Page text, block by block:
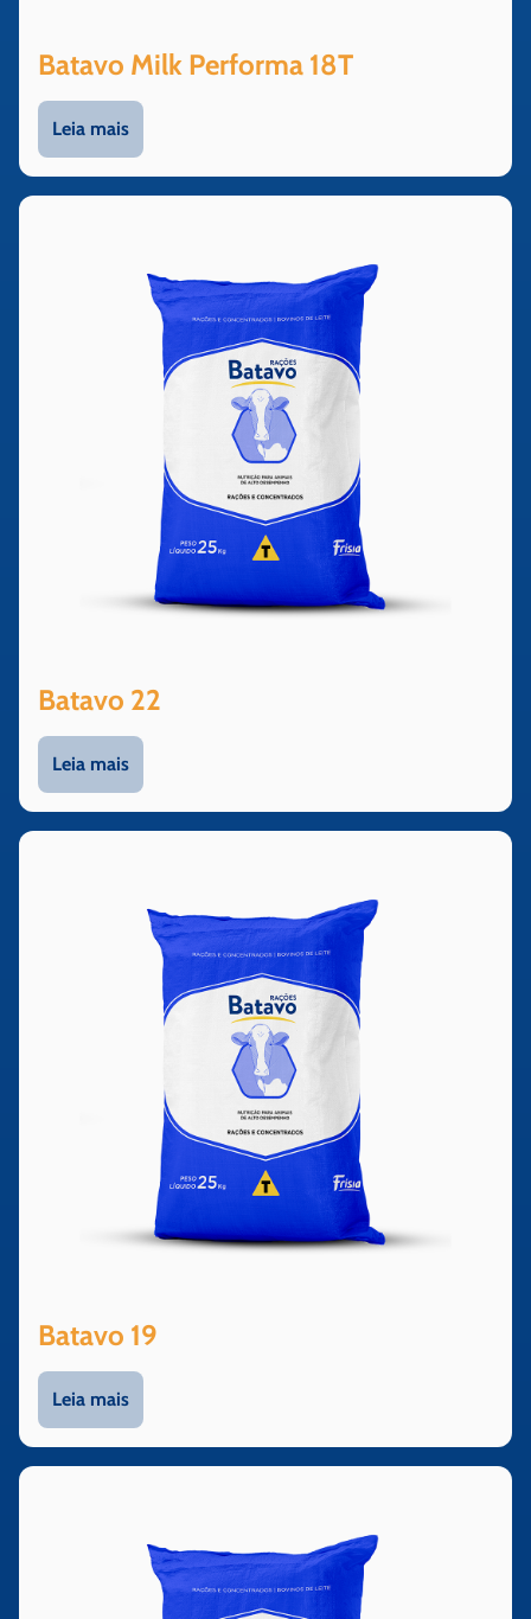
Batavo Milk Performa 18T
Leia mais
Batavo 22
Leia mais
Batavo 19
Leia mais